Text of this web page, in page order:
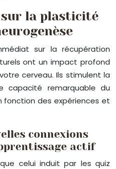
la plasticité
sur la récupération
ont un impact profond
cerveau. Ils stimulent la
capacité remarquable du
fonction des expériences et
connexions
actif
celui induit par les quiz